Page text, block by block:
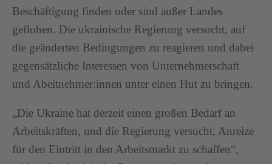
Beschäftigung finden oder sind außer Landes
geflohen. Die ukrainische Regierung versucht, auf
die geänderten Bedingungen zu reagieren und dabei
gegensätzliche Interessen von Unternehmerschaft
und Abeitnehmer:innen unter einen Hut zu bringen.
„Die Ukraine hat derzeit einen großen Bedarf an
Arbeitskräften, und die Regierung versucht, Anreize
für den Eintritt in den Arbeitsmarkt zu schaffen“,